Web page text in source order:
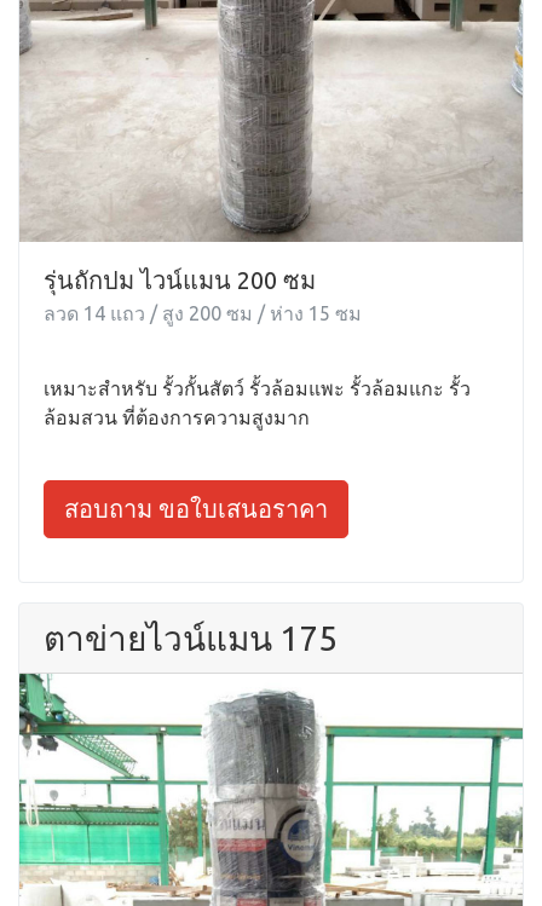
รุ่นถักปม ไวน์แมน 200 ซม
ลวด 14 แถว / สูง 200 ซม / ห่าง 15 ซม
เหมาะสำหรับ รั้วกั้นสัตว์ รั้วล้อมแพะ รั้วล้อมแกะ รั้ว
ล้อมสวน ที่ต้องการความสูงมาก
สอบถาม ขอใบเสนอราคา
ตาข่ายไวน์แมน 175